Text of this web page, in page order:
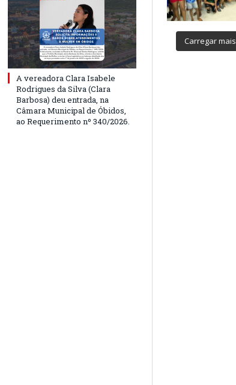
A vereadora Clara Isabele
Rodrigues da Silva (Clara
Barbosa) deu entrada, na
Câmara Municipal de Óbidos,
ao Requerimento nº 340/2026.
Carregar mais